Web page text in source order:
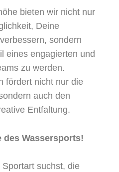
bieten wir nicht nur
Deine
sondern
eines engagierten und
zu werden.
fördert nicht nur die
auch den
Entfaltung.
des Wassersports!
suchst, die